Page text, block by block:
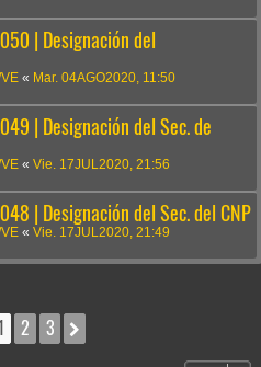
| Designación del
« Mar. 04AGO2020, 11:50
| Designación del Sec. de
« Vie. 17JUL2020, 21:56
| Designación del Sec. del CNP
« Vie. 17JUL2020, 21:49
2 3